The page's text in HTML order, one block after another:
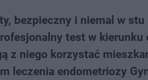
bezpieczny i niemal w
test w
z niego korzystać
leczenia endometriozy